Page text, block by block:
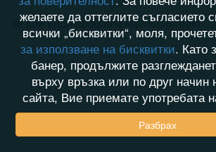
Кой видя профила на motorbreath
желаете да оттеглите съгласието
всички „бисквитки“, моля,
за използване на бисквитки. Като
банер, продължите
върху връзка или по друг начин
сайта, Вие приемате употребата
Разбрах